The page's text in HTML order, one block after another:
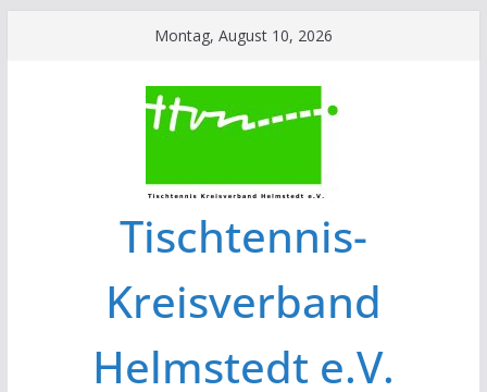
Montag, August 10, 2026
Tischtennis-
Kreisverband
Helmstedt e.V.